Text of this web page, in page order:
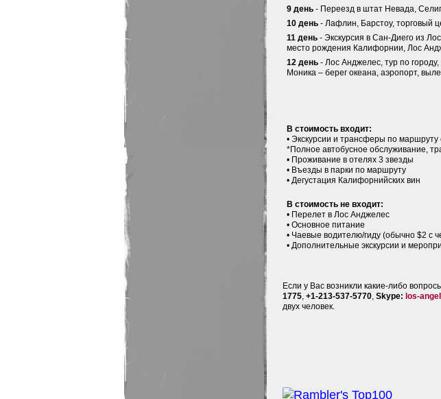
9 день- Переезд в штат Невада,
10 день- Лафлин, Барстоу, торговый
11 день- Экскурсия в Сан-Диего из
место рождения Калифорнии, Лос
12 день- Лос Анджелес, тур по
Моника – берег океана, аэропорт,
В стоимость входит:
• Экскурсии и трансферы по маршруту
*Полное автобусное обслуживание,
• Проживание в отелях 3 звезды
• Въезды в парки по маршруту
• Дегустация Калифорнийских вин
В стоимость не входит:
• Перелет в Лос Анджелес
• Основное питание
• Чаевые водителю/гиду (обычно $2 с
• Дополнительные экскурсии и
Если у Вас возникли какие-либо
1775, +1-213-537-5770, Skype: los-
двух человек.